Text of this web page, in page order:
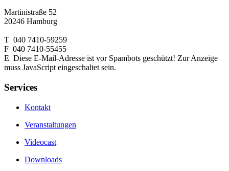
Martinistraße 52
20246 Hamburg
T 040 7410-59259
F 040 7410-55455
E Diese E-Mail-Adresse ist vor Spambots geschützt! Zur Anzeige
muss JavaScript eingeschaltet sein.
Services
Kontakt
Veranstaltungen
Videocast
Downloads